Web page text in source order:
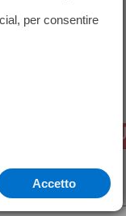
per consentire
Accetto